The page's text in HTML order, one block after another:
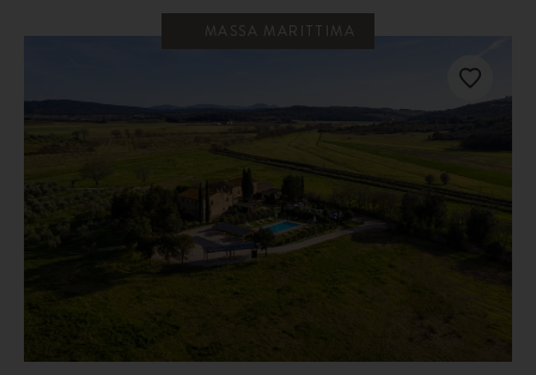
MASSA MARITTIMA